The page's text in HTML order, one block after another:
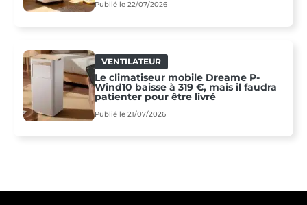
Publié le 22/07/2026
VENTILATEUR
Le climatiseur mobile Dreame P-
Wind10 baisse à 319 €, mais il faudra
patienter pour être livré
Publié le 21/07/2026